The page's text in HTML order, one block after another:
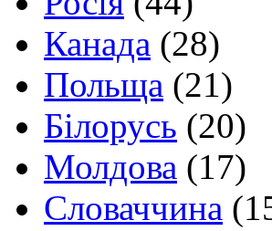
Канада (28)
Польща (21)
Білорусь (20)
Молдова (17)
Словаччина